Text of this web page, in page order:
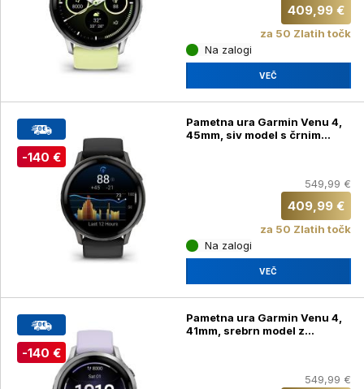
409,99 €
za 50 Zlatih točk
Na zalogi
VEČ
-140 €
Pametna ura Garmin Venu 4,
45mm, siv model s črnim
549,99 €
409,99 €
za 50 Zlatih točk
Na zalogi
VEČ
-140 €
Pametna ura Garmin Venu 4,
41mm, srebrn model z
549,99 €